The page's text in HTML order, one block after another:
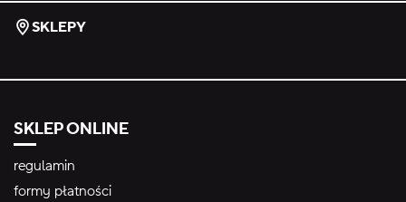
SKLEPY
SKLEP ONLINE
regulamin
formy płatności